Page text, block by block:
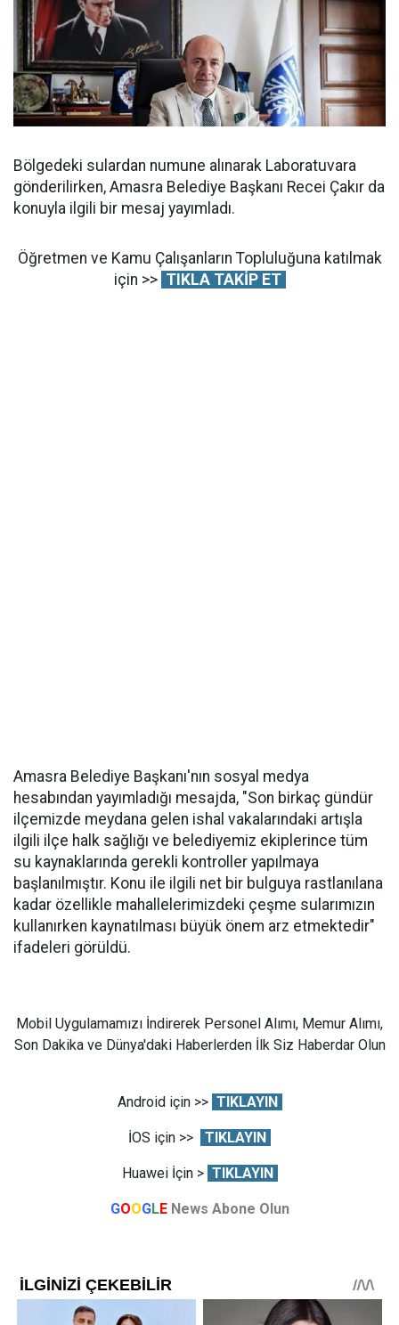
Bölgedeki sulardan numune alınarak Laboratuvara
gönderilirken, Amasra Belediye Başkanı Recei Çakır da
konuyla ilgili bir mesaj yayımladı.
Öğretmen ve Kamu Çalışanların Topluluğuna katılmak
için >> TIKLA TAKİP ET
Amasra Belediye Başkanı'nın sosyal medya
hesabından yayımladığı mesajda, "Son birkaç gündür
ilçemizde meydana gelen ishal vakalarındaki artışla
ilgili ilçe halk sağlığı ve belediyemiz ekiplerince tüm
su kaynaklarında gerekli kontroller yapılmaya
başlanılmıştır. Konu ile ilgili net bir bulguya rastlanılana
kadar özellikle mahallelerimizdeki çeşme sularımızın
kullanırken kaynatılması büyük önem arz etmektedir"
ifadeleri görüldü.
Mobil Uygulamamızı İndirerek Personel Alımı, Memur Alımı,
Son Dakika ve Dünya'daki Haberlerden İlk Siz Haberdar Olun
Android için >> TIKLAYIN
İOS için >> TIKLAYIN
Huawei İçin > TIKLAYIN
GOOGLE News Abone Olun